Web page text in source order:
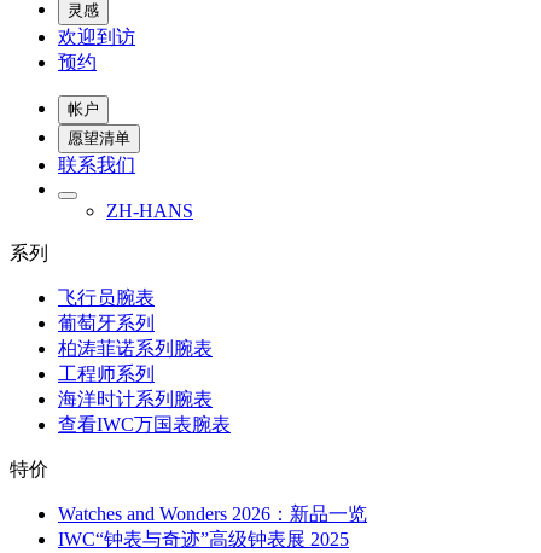
灵感
欢迎到访
预约
帐户
愿望清单
联系我们
ZH-HANS
系列
飞行员腕表
葡萄牙系列
柏涛菲诺系列腕表
工程师系列
海洋时计系列腕表
查看IWC万国表腕表
特价
Watches and Wonders 2026：新品一览
IWC“钟表与奇迹”高级钟表展 2025